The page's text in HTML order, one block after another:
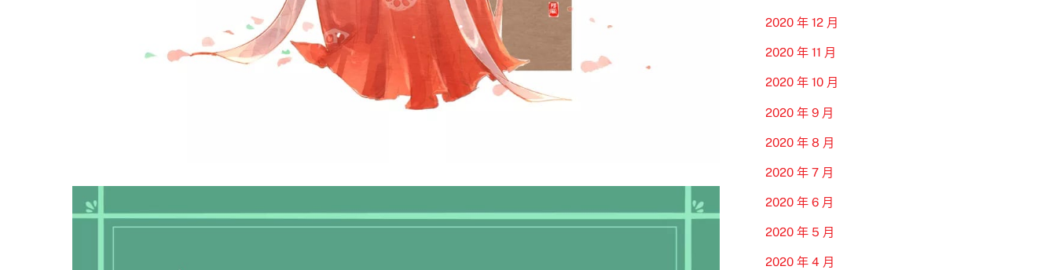
2020 年 12 月
2020 年 11 月
2020 年 10 月
2020 年 9 月
2020 年 8 月
2020 年 7 月
2020 年 6 月
2020 年 5 月
2020 年 4 月